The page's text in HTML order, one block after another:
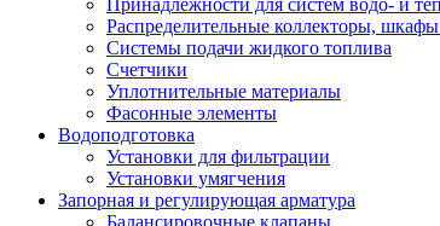
Принадлежности для систем водо- и
Распределительные коллекторы,
Системы подачи жидкого топлива
Счетчики
Уплотнительные материалы
Фасонные элементы
Водоподготовка
Установки для фильтрации
Установки умягчения
Запорная и регулирующая арматура
Балансировочные клапаны